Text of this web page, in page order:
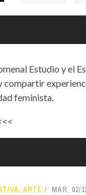
Estudio y el
compartir
feminista.
ARTE MAR, 02/